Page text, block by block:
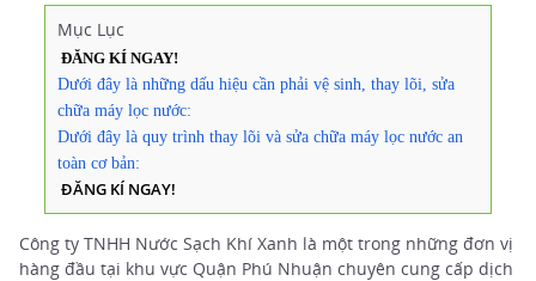
Mục Lục
ĐĂNG KÍ NGAY!
Dưới đây là những dấu hiệu cần phải vệ sinh, thay lõi, sửa
chữa máy lọc nước:
Dưới đây là quy trình thay lõi và sửa chữa máy lọc nước an
toàn cơ bản:
ĐĂNG KÍ NGAY!
Công ty TNHH Nước Sạch Khí Xanh là một trong những đơn vị
hàng đầu tại khu vực Quận Phú Nhuận chuyên cung cấp dịch